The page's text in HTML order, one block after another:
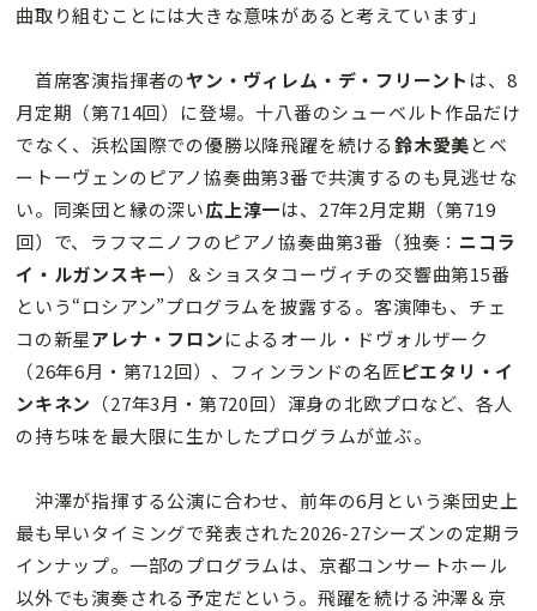
曲取り組むことには大きな意味があると考えています」
首席客演指揮者のヤン・ヴィレム・デ・フリーント は、8
月定期（第714回）に登場。十八番のシューベルト作品だけ
でなく、浜松国際での優勝以降飛躍を続ける鈴木愛美とベ
ートーヴェンのピアノ協奏曲第3番で共演するのも見逃せな
い。同楽団と縁の深い広上淳一は、27年2月定期（第719
回）で、ラフマニノフのピアノ協奏曲第3番（独奏： ニコラ
イ・ルガンスキー）＆ショスタコーヴィチの交響曲第15番
という“ロシアン”プログラムを披露する。客演陣も、チェ
コの新星アレナ・フロンによるオール・ドヴォルザーク
（26年6月・第712回）、フィンランドの名匠ピエタリ・イ
ンキネン （27年3月・第720回）渾身の北欧プロなど、各人
の持ち味を最大限に生かしたプログラムが並ぶ。
沖澤が指揮する公演に合わせ、前年の6月という楽団史上
最も早いタイミングで発表された2026-27シーズンの定期ラ
インナップ。一部のプログラムは、京都コンサートホール
以外でも演奏される予定だという。飛躍を続ける沖澤＆京